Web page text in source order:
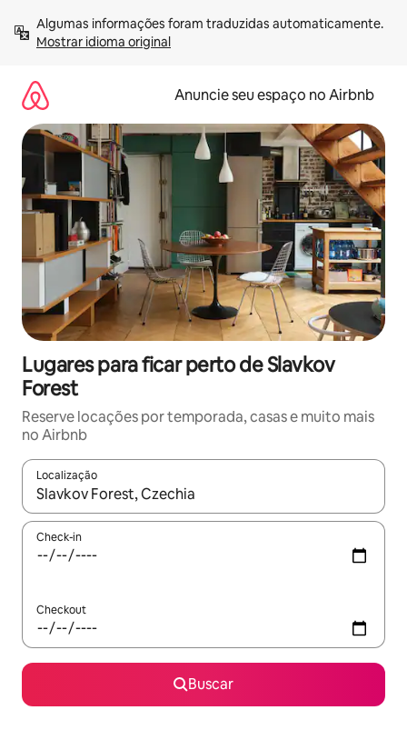
para
Mostrar idioma original
Anuncie seu espaço no Airbnb
Lugares para ficar perto de Slavkov
Forest
Reserve locações por temporada, casas e muito mais
no Airbnb
Localização
Quando os resultados estiverem disponíveis, explore-os
Check-in
Checkout
Buscar